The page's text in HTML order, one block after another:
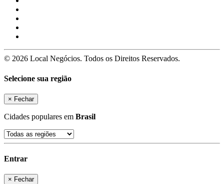
© 2026 Local Negócios. Todos os Direitos Reservados.
Selecione sua região
× Fechar
Cidades populares em Brasil
Entrar
× Fechar